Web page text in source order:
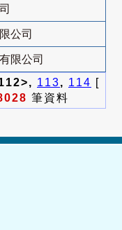
公司
限公司
113, 114 [
筆資料